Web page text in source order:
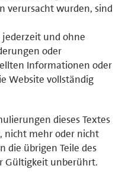
verursacht wurden, sind
jederzeit und ohne
oder
Informationen oder
Website vollständig
dieses Textes
nicht mehr oder nicht
die übrigen Teile des
Gültigkeit unberührt.